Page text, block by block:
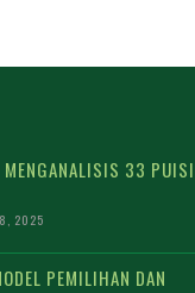
MENGANALISIS 33 PUISI
2025
PEMILIHAN DAN